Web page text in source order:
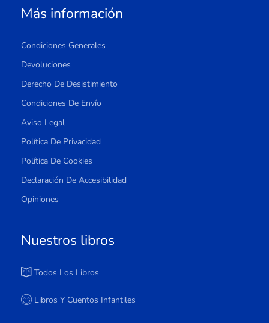
Más información
Condiciones Generales
Devoluciones
Derecho De Desistimiento
Condiciones De Envío
Aviso Legal
Política De Privacidad
Política De Cookies
Declaración De Accesibilidad
Opiniones
Nuestros libros
Todos Los Libros
Libros Y Cuentos Infantiles